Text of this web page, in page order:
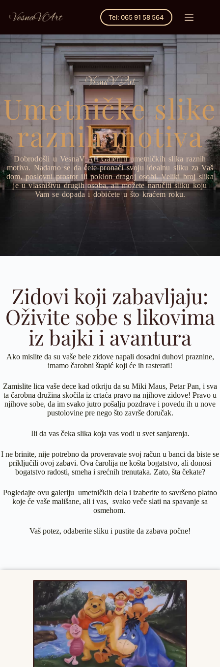
Tel: 065 91 58 564
VesnaV Art
Umetničke slike
raznih motiva
Dobrodošli u VesnaV Art Galeriju umetničkih slika raznih
motiva. Nadamo se da ćete pronaći svoju idealnu sliku za Vaš
dom, poslovni prostor ili poklon dragoj osobi. Veliki broj slika
je u vlasništvu drugih osoba, ali možete naručiti sliku koju
Vam se dopada i dobićete u što kraćem roku.
Zidovi koji zabavljaju:
Oživite sobe s likovima
iz bajki i avantura
Ako mislite da su vaše bele zidove napali dosadni duhovi praznine,
imamo čarobni štapić koji će ih rasterati!
Zamislite lica vaše dece kad otkriju da su Miki Maus, Petar Pan, i sva
ta čarobna družina skočila iz crtaća pravo na njihove zidove! Pravo u
njihove sobe, da im svako jutro pošalju pozdrave i povedu ih u nove
pustolovine pre nego što završe doručak.
Ili da vas čeka slika koja vas vodi u svet sanjarenja.
I ne brinite, nije potrebno da proveravate svoj račun u banci da biste se
priključili ovoj zabavi. Ova čarolija ne košta bogatstvo, ali donosi
bogatstvo radosti, smeha i srećnih trenutaka. Zato, šta čekate?
Pogledajte ovu galeriju umetničkih dela i izaberite to savršeno platno
koje će vaše mališane, ali i vas, svako veče slati na spavanje sa
osmehom.
Vaš potez, odaberite sliku i pustite da zabava počne!